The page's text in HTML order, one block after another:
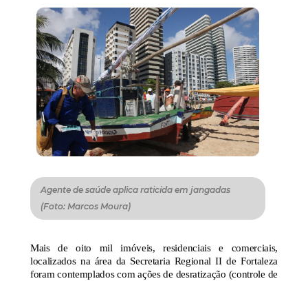
Agente de saúde aplica raticida em jangadas
(Foto: Marcos Moura)
Mais de oito mil imóveis, residenciais e comerciais,
localizados na área da Secretaria Regional II de Fortaleza
foram contemplados com ações de desratização (controle de